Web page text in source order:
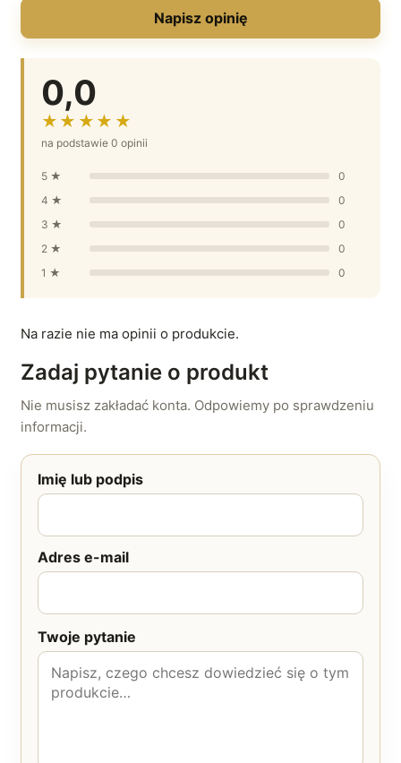
Napisz opinię
0,0
★★★★★
na podstawie 0 opinii
5 ★
0
4 ★
0
3 ★
0
2 ★
0
1 ★
0
Na razie nie ma opinii o produkcie.
Zadaj pytanie o produkt
Nie musisz zakładać konta. Odpowiemy po sprawdzeniu
informacji.
Imię lub podpis
Adres e-mail
Twoje pytanie